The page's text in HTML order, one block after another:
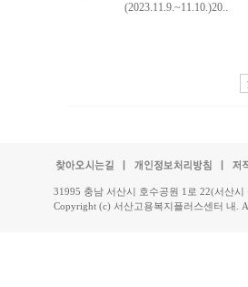
(2023.11.9.~11.10.)20..
31995 충남 서산시 호수공원 1로 22(서산
Copyright (c) 서산고용복지플러스센터 내.